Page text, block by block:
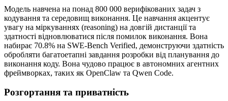
Модель навчена на понад 800 000 верифікованих задач з
кодування та середовищ виконання. Це навчання акцентує
увагу на міркуваннях (reasoning) на довгій дистанції та
здатності відновлюватися після помилок виконання. Вона
набирає 70.8% на SWE-Bench Verified, демонструючи здатність
обробляти багатоетапні завдання розробки від планування до
виконання коду. Вона чудово працює в автономних агентних
фреймворках, таких як OpenClaw та Qwen Code.
Розгортання та приватність